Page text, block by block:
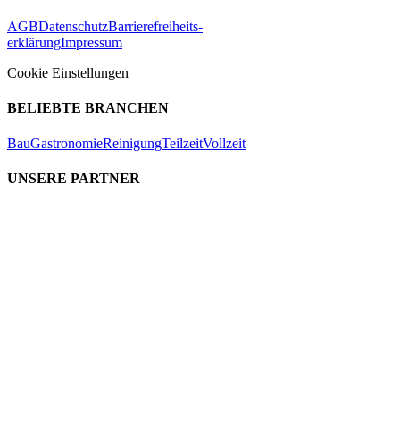
AGBDatenschutzBarrierefreiheits-
erklärungImpressum
Cookie Einstellungen
BELIEBTE BRANCHEN
BauGastronomieReinigungTeilzeitVollzeit
UNSERE PARTNER